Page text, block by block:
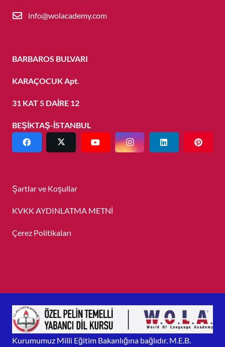
info@wolacademy.com
BARBAROS BULVARI
KARAÇOCUK Apt.
31 KAT 5 DAİRE 12
BEŞİKTAŞ-İSTANBUL
Şartlar ve Koşullar
KVKK AYDINLATMA METNİ
Çerez Politikaları
Kurumumuz Milli Eğitim Bakanlığına bağlıdır. M.E.B.